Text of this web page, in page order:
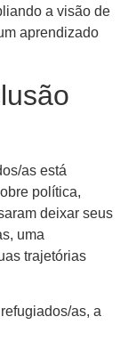
a visão de
aprendizado
as está
política,
deixar seus
uma
trajetórias
as, a